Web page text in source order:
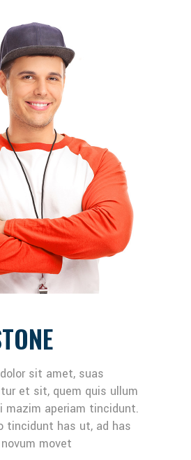
sit amet, suas
et sit, quem quis ullum
mazim aperiam tincidunt.
tincidunt has ut, ad has
movet